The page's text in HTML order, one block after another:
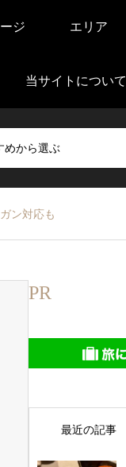
ジ エリア
当サイトについて
めから選ぶ
ン対応も
PR
最近の記事